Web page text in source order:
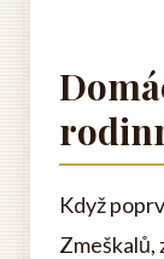
Když
Zmeškalů,